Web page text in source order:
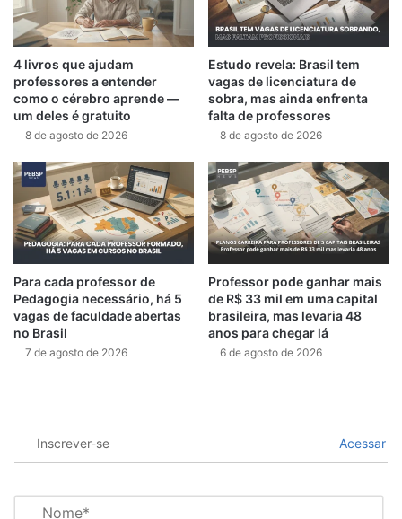
4 livros que ajudam
professores a entender
como o cérebro aprende —
um deles é gratuito
8 de agosto de 2026
Estudo revela: Brasil tem
vagas de licenciatura de
sobra, mas ainda enfrenta
falta de professores
8 de agosto de 2026
Para cada professor de
Pedagogia necessário, há 5
vagas de faculdade abertas
no Brasil
7 de agosto de 2026
Professor pode ganhar mais
de R$ 33 mil em uma capital
brasileira, mas levaria 48
anos para chegar lá
6 de agosto de 2026
Inscrever-se Acessar